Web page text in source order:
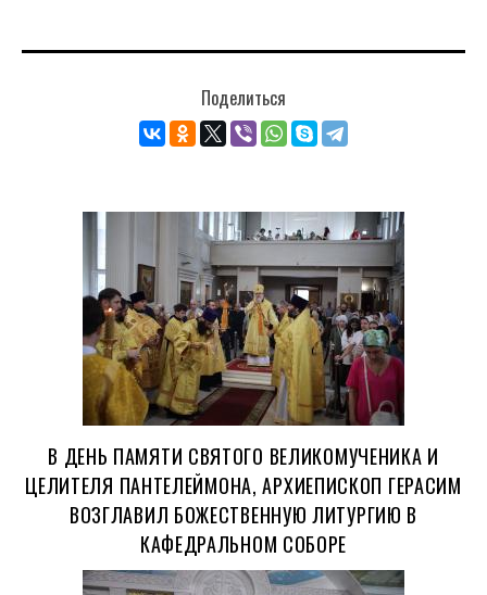
Поделиться
В ДЕНЬ ПАМЯТИ СВЯТОГО ВЕЛИКОМУЧЕНИКА И
ЦЕЛИТЕЛЯ ПАНТЕЛЕЙМОНА, АРХИЕПИСКОП ГЕРАСИМ
ВОЗГЛАВИЛ БОЖЕСТВЕННУЮ ЛИТУРГИЮ В
КАФЕДРАЛЬНОМ СОБОРЕ